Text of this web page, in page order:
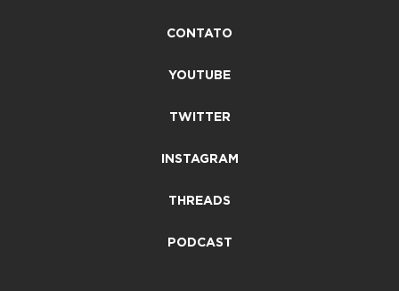
CONTATO
YOUTUBE
TWITTER
INSTAGRAM
THREADS
PODCAST